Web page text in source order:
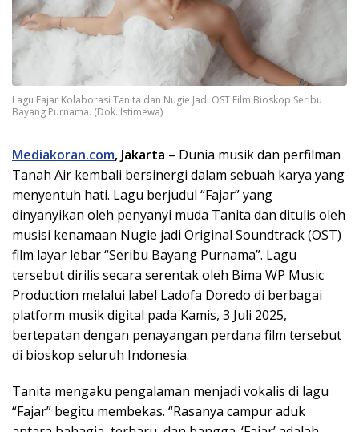
Lagu Fajar Kolaborasi Tanita dan Nugie Jadi OST Film Bioskop Seribu
Bayang Purnama. (Dok. Istimewa)
Mediakoran.com, Jakarta – Dunia musik dan perfilman
Tanah Air kembali bersinergi dalam sebuah karya yang
menyentuh hati. Lagu berjudul “Fajar” yang
dinyanyikan oleh penyanyi muda Tanita dan ditulis oleh
musisi kenamaan Nugie jadi Original Soundtrack (OST)
film layar lebar “Seribu Bayang Purnama”. Lagu
tersebut dirilis secara serentak oleh Bima WP Music
Production melalui label Ladofa Doredo di berbagai
platform musik digital pada Kamis, 3 Juli 2025,
bertepatan dengan penayangan perdana film tersebut
di bioskop seluruh Indonesia.
Tanita mengaku pengalaman menjadi vokalis di lagu
“Fajar” begitu membekas. “Rasanya campur aduk